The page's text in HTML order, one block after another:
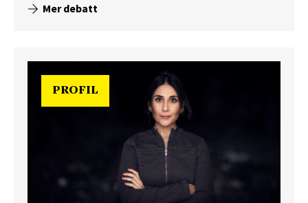
Mer debatt
PROFIL